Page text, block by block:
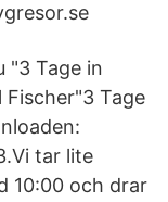
"3 Tage in
Tage
tar lite
10:00 och drar